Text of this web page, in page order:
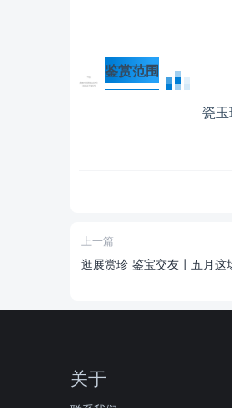
鉴赏范围
瓷
上一篇
逛展赏珍 鉴宝交友丨五月这
关于